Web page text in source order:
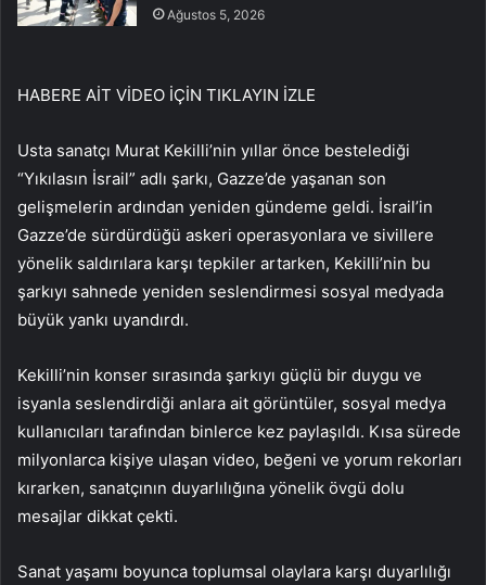
Ağustos 5, 2026
HABERE AİT VİDEO İÇİN TIKLAYIN İZLE
Usta sanatçı Murat Kekilli’nin yıllar önce bestelediği
“Yıkılasın İsrail” adlı şarkı, Gazze’de yaşanan son
gelişmelerin ardından yeniden gündeme geldi. İsrail’in
Gazze’de sürdürdüğü askeri operasyonlara ve sivillere
yönelik saldırılara karşı tepkiler artarken, Kekilli’nin bu
şarkıyı sahnede yeniden seslendirmesi sosyal medyada
büyük yankı uyandırdı.
Kekilli’nin konser sırasında şarkıyı güçlü bir duygu ve
isyanla seslendirdiği anlara ait görüntüler, sosyal medya
kullanıcıları tarafından binlerce kez paylaşıldı. Kısa sürede
milyonlarca kişiye ulaşan video, beğeni ve yorum rekorları
kırarken, sanatçının duyarlılığına yönelik övgü dolu
mesajlar dikkat çekti.
Sanat yaşamı boyunca toplumsal olaylara karşı duyarlılığı